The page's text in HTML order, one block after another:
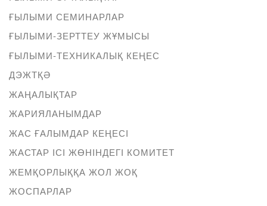
ҒЫЛЫМИ СЕМИНАРЛАР
ҒЫЛЫМИ-ЗЕРТТЕУ ЖҰМЫСЫ
ҒЫЛЫМИ-ТЕХНИКАЛЫҚ КЕҢЕС
ДЭЖТҚӘ
ЖАҢАЛЫҚТАР
ЖАРИЯЛАНЫМДАР
ЖАС ҒАЛЫМДАР КЕҢЕСІ
ЖАСТАР ІСІ ЖӨНІНДЕГІ КОМИТЕТ
ЖЕМҚОРЛЫҚҚА ЖОЛ ЖОҚ
ЖОСПАРЛАР